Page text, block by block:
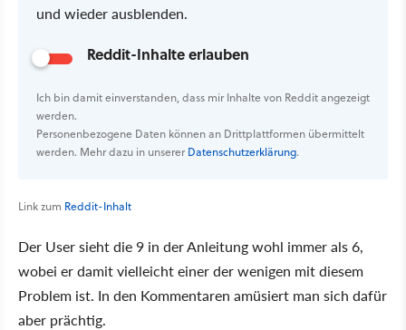
und wieder ausblenden.
Reddit-Inhalte erlauben
Ich bin damit einverstanden, dass mir Inhalte von Reddit angezeigt
werden.
Personenbezogene Daten können an Drittplattformen übermittelt
werden. Mehr dazu in unsererDatenschutzerklärung.
Link zum Reddit-Inhalt
Der User sieht die 9 in der Anleitung wohl immer als 6,
wobei er damit vielleicht einer der wenigen mit diesem
Problem ist. In den Kommentaren amüsiert man sich dafür
aber prächtig.